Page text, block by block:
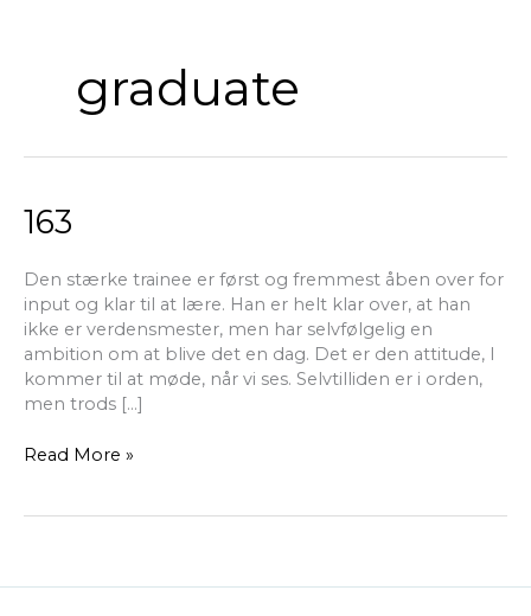
graduate
163
Den stærke trainee er først og fremmest åben over for
input og klar til at lære. Han er helt klar over, at han
ikke er verdensmester, men har selvfølgelig en
ambition om at blive det en dag. Det er den attitude, I
kommer til at møde, når vi ses. Selvtilliden er i orden,
men trods […]
163
Read More »